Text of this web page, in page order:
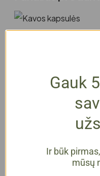
Kavos kapsulės
Gauk
Ir būk
mūsų